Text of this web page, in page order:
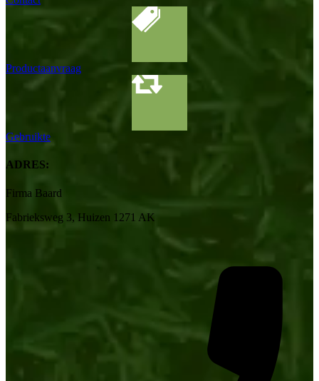
Productaanvraag
Gebruikte
ADRES:
Firma Baard
Fabrieksweg 3, Huizen 1271 AK